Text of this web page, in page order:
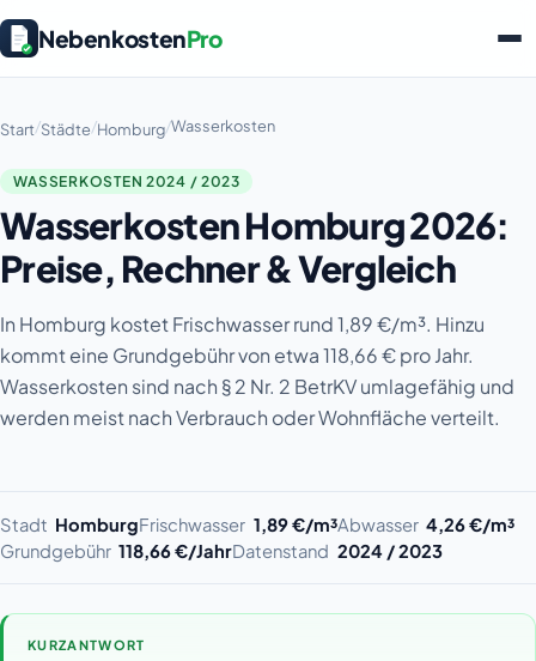
NebenkostenPro
Start/Städte/Homburg/Wasserkosten
WASSERKOSTEN 2024 / 2023
Wasserkosten Homburg 2026:
Preise, Rechner & Vergleich
In Homburg kostet Frischwasser rund 1,89 €/m³. Hinzu
kommt eine Grundgebühr von etwa 118,66 € pro Jahr.
Wasserkosten sind nach § 2 Nr. 2 BetrKV umlagefähig und
werden meist nach Verbrauch oder Wohnfläche verteilt.
Stadt HomburgFrischwasser 1,89 €/m³Abwasser 4,26 €/m³
Grundgebühr 118,66 €/JahrDatenstand 2024 / 2023
KURZANTWORT